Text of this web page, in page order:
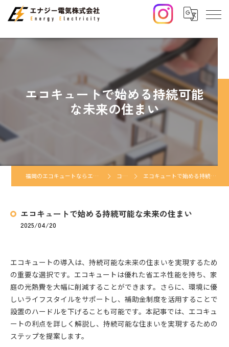
エコキュートで始める持続可能
な未来の住まい
福岡のエコキュートならエナジー電気株式会社 コラム エコキュートで始める持続可能な未来の住まい
エコキュートで始める持続可能な未来の住まい
2025/04/20
エコキュートの導入は、持続可能な未来の住まいを実現するため
の重要な選択です。エコキュートは優れた省エネ性能を持ち、家
庭の光熱費を大幅に削減することができます。さらに、環境に優
しいライフスタイルをサポートし、補助金制度を活用することで
設置のハードルを下げることも可能です。本記事では、エコキュ
ートの利点を詳しく解説し、持続可能な住まいを実現するための
ステップを提案します。